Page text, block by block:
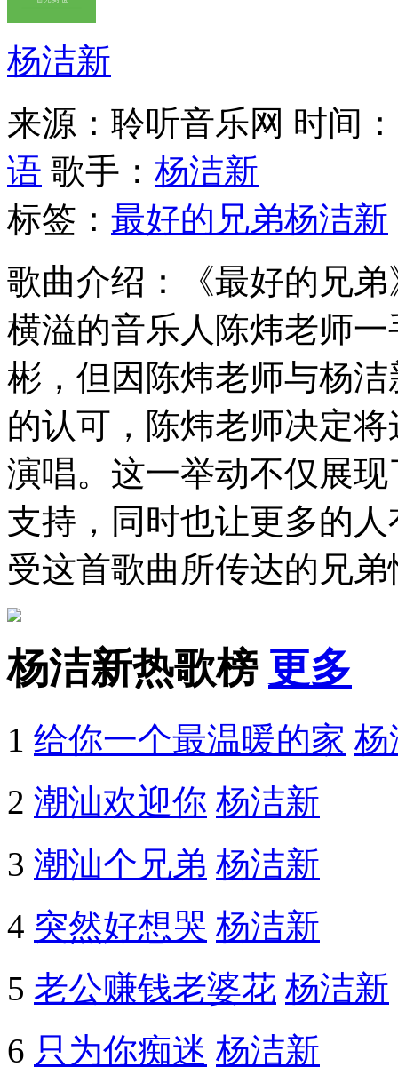
杨洁新
来源：聆听音乐网 时间
语 歌手： 杨洁新
标签： 最好的兄弟杨洁新
歌曲介绍：《最好的兄
横溢的音乐人陈炜老师
彬，但因陈炜老师与杨
的认可，陈炜老师决定
演唱。这一举动不仅展
支持，同时也让更多的
受这首歌曲所传达的兄
杨洁新热歌榜 更多
1 给你一个最温暖的家 杨
2 潮汕欢迎你 杨洁新
3 潮汕个兄弟 杨洁新
4 突然好想哭 杨洁新
5 老公赚钱老婆花 杨洁新
6 只为你痴迷 杨洁新